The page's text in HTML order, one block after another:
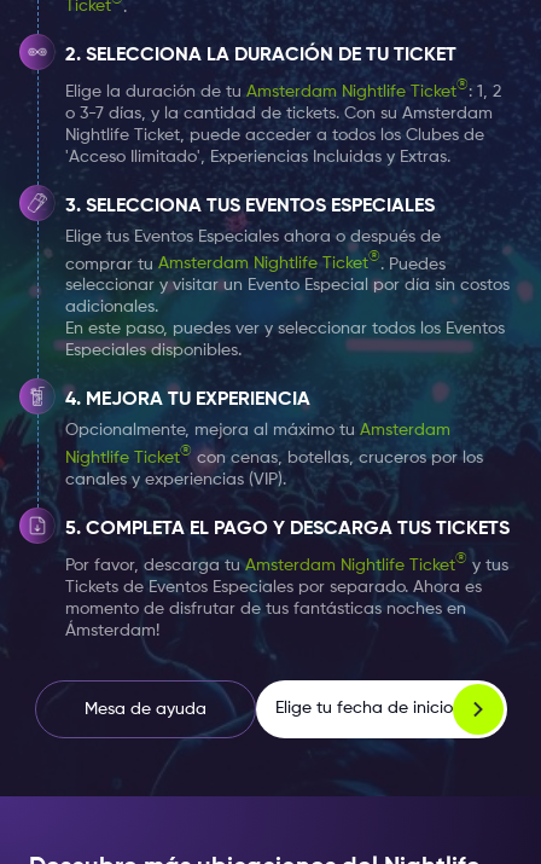
Todo lo que necesitas saber acerta del
museo “Bols Cocktail & Jenever Experience”
Una escena de la historia y los logros de la compañía
es TheBols Cocktail & Jenever Experience en
Amsterdam.
Bols Cocktail & Jenever Experience
solo un museo de historia de la marca, sino también
un lugar donde los visitantes pueden tocar y probar
sus métodos e ingredientes de producción.
El museo de liquores de Bols está ubicado en el Barrio
de los Museos en un edificio bastante poco notable:
es un modesto edificio de ladrillo de tres pisos en el
estilo tradicional holandés. No queda nada del
aspecto clásico de la mansión de Amsterdam: las
salas del museo están hechas en estilo moderno, las
ventanas de vidrio transparente están iluminadas con
lámparas de colores, y el interior utiliza una gran
cantidad de elementos de metal y policarbonato.
La exposición en sí es un viaje grandioso e interactivo
que involucra los sentidos del visitante y lo lleva al
mundo de los cócteles, el barman y los licores. La
exposición y la experiencia son tan únicas que ganó
el Premio de diseño holandés en la categoría de
museo.
Mesa de ayuda Elige tu fecha de inicio
Ticket
.
SELECCIONA LA DURACIÓN DE TU TICKET
Elige la duración de tuAmsterdam Nightlife Ticket®: 1, 2
o 3-7 días, y la cantidad de tickets. Con su Amsterdam
Nightlife Ticket, puede acceder a todos los Clubes de
'Acceso Ilimitado', Experiencias Incluidas y Extras.
SELECCIONA TUS EVENTOS ESPECIALES
Elige tus Eventos Especiales ahora o después de
comprar tu Amsterdam Nightlife Ticket®. Puedes
seleccionar y visitar un Evento Especial por día sin costos
adicionales.
En este paso, puedes ver y seleccionar todos los Eventos
Especiales disponibles.
MEJORA TU EXPERIENCIA
Opcionalmente, mejora al máximo tu Amsterdam
Nightlife Ticket® con cenas, botellas, cruceros por los
canales y experiencias (VIP).
COMPLETA EL PAGO Y DESCARGA TUS TICKETS
Por favor, descarga tuAmsterdam Nightlife Ticket® y tus
Tickets de Eventos Especiales por separado. Ahora es
momento de disfrutar de tus fantásticas noches en
Ámsterdam!